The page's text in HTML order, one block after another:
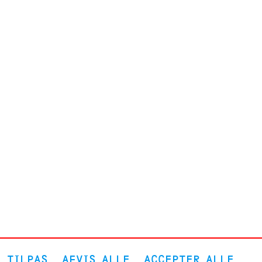
TILPAS AFVIS ALLE ACCEPTER ALLE